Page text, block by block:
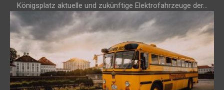
Königsplatz aktuelle und zukünftige Elektrofahrzeuge der...